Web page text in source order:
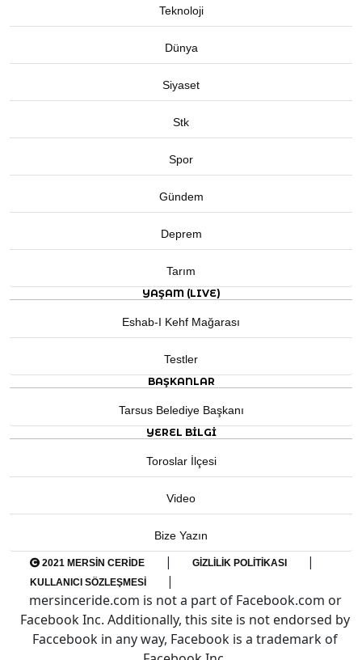
Teknoloji
Dünya
Siyaset
Stk
Spor
Gündem
Deprem
Tarım
YAŞAM (LIVE)
Eshab-I Kehf Mağarası
Testler
BAŞKANLAR
Tarsus Belediye Başkanı
YEREL BILGI
Toroslar İlçesi
Video
Bize Yazın
2021 MERSIN CERIDE | GIZLILIK POLITIKASI |
KULLANICI SÖZLEŞMESI
|
mersinceride.com is not a part of Facebook.com or
Facebook Inc. Additionally, this site is not endorsed by
Faccebook in any way, Facebook is a trademark of